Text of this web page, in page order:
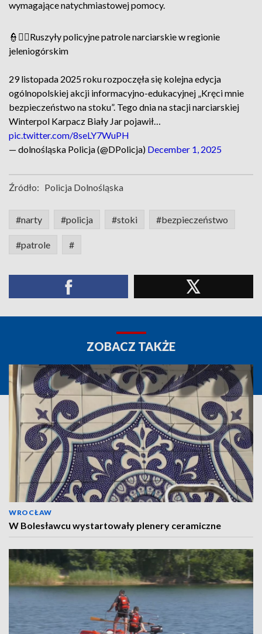
wymagające natychmiastowej pomocy.
👮👮‍♀️Ruszyły policyjne patrole narciarskie w regionie
jeleniogórskim
29 listopada 2025 roku rozpoczęła się kolejna edycja
ogólnopolskiej akcji informacyjno-edukacyjnej „Kręci mnie
bezpieczeństwo na stoku”. Tego dnia na stacji narciarskiej
Winterpol Karpacz Biały Jar pojawił…
pic.twitter.com/8seLY7WuPH
— dolnośląska Policja (@DPolicja) December 1, 2025
Źródło: Policja Dolnośląska
#narty #policja #stoki #bezpieczeństwo
#patrole #
ZOBACZ TAKŻE
WROCŁAW
W Bolesławcu wystartowały plenery ceramiczne